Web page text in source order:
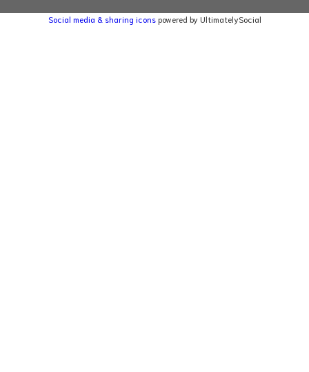
Social media & sharing icons powered by UltimatelySocial